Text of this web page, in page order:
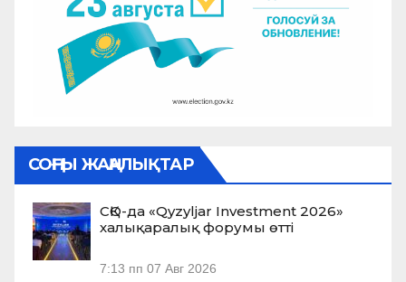
СОҢҒЫ ЖАҢАЛЫҚТАР
СҚО-да «Qyzyljar Investment 2026»
халықаралық форумы өтті
7:13 пп 07 Авг 2026